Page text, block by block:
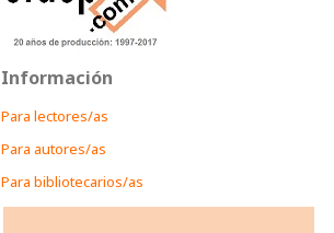
Información
Para lectores/as
Para autores/as
Para bibliotecarios/as